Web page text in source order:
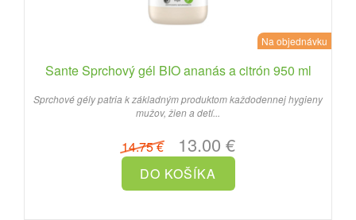
Na objednávku
Sante Sprchový gél BIO ananás a citrón 950 ml
Sprchové gély patria k základným produktom každodennej hygieny
mužov, žien a detí...
14.75 €13.00 €